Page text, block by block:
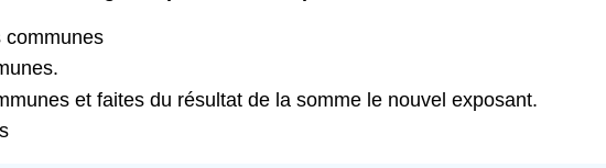
communes
et faites du résultat de la somme le nouvel exposant.